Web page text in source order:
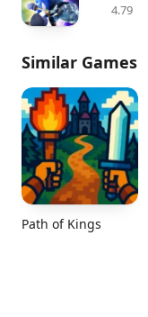
4.79
Similar Games
Path of Kings